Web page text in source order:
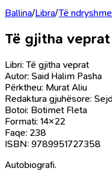
Ballina/Libra/Të ndryshme
Të gjitha veprat
Libri: Të gjitha veprat
Autor: Said Halim Pasha
Përktheu: Murat Aliu
Redaktura gjuhësore:
Botoi: Botimet Fleta
Formati: 14×22
Faqe: 238
ISBN: 9789951727358
Autobiografi.